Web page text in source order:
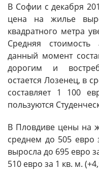
В Софии с декабря
цена на жилье
квадратного метра
Средняя
данный момент
дорогим и
остается Лозенец, в
составляет 1 100
пользуются
В Пловдиве цены на
среднем до 505 евро
выросла до 695 евро
510 евро за 1 кв. м.